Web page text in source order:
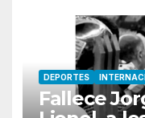
DEPORTES
Fallece